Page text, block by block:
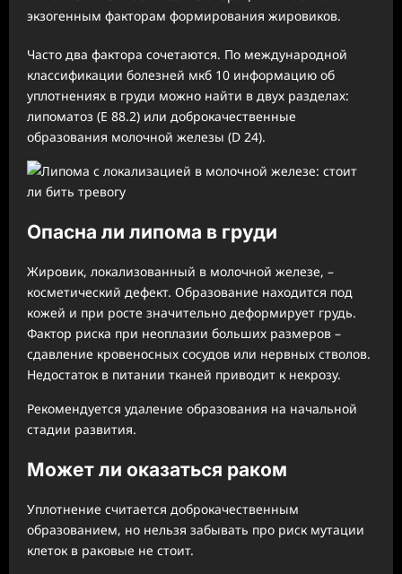
экзогенным факторам формирования жировиков.
Часто два фактора сочетаются. По международной
классификации болезней мкб 10 информацию об
уплотнениях в груди можно найти в двух разделах:
липоматоз (Е 88.2) или доброкачественные
образования молочной железы (D 24).
Опасна ли липома в груди
Жировик, локализованный в молочной железе, –
косметический дефект. Образование находится под
кожей и при росте значительно деформирует грудь.
Фактор риска при неоплазии больших размеров –
сдавление кровеносных сосудов или нервных стволов.
Недостаток в питании тканей приводит к некрозу.
Рекомендуется удаление образования на начальной
стадии развития.
Может ли оказаться раком
Уплотнение считается доброкачественным
образованием, но нельзя забывать про риск мутации
клеток в раковые не стоит.